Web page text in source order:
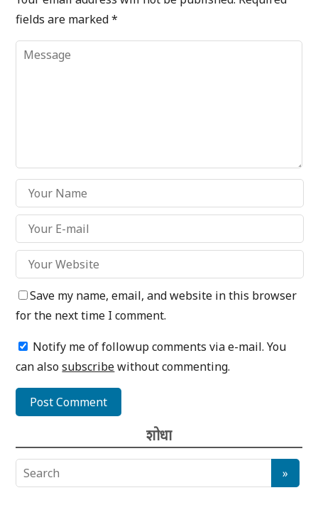
fields are marked*
Save my name, email, and website in this browser
for the next time I comment.
Notify me of followup comments via e-mail. You
can alsosubscribewithout commenting.
शोधा